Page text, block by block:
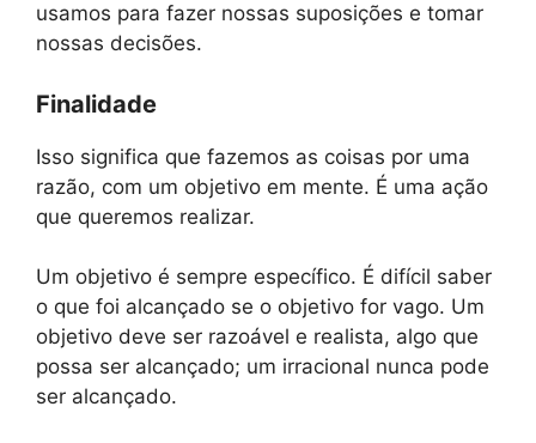
usamos para fazer nossas suposições e tomar
nossas decisões.
Finalidade
Isso significa que fazemos as coisas por uma
razão, com um objetivo em mente. É uma ação
que queremos realizar.
Um objetivo é sempre específico. É difícil saber
o que foi alcançado se o objetivo for vago. Um
objetivo deve ser razoável e realista, algo que
possa ser alcançado; um irracional nunca pode
ser alcançado.